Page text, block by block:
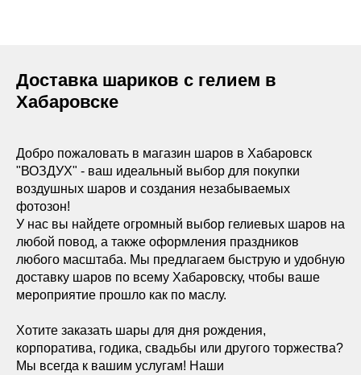
Доставка шариков с гелием в
Хабаровске
Добро пожаловать в магазин шаров в Хабаровск
"ВОЗДУХ" - ваш идеальный выбор для покупки
воздушных шаров и создания незабываемых
фотозон!
У нас вы найдете огромный выбор гелиевых шаров на
любой повод, а также оформления праздников
любого масштаба. Мы предлагаем быструю и удобную
доставку шаров по всему Хабаровску, чтобы ваше
мероприятие прошло как по маслу.
Хотите заказать шары для дня рождения,
корпоратива, годика, свадьбы или другого торжества?
Мы всегда к вашим услугам! Наши